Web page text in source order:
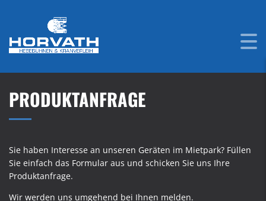
PRODUKTANFRAGE
Sie haben Interesse an unseren Geräten im Mietpark? Füllen
Sie einfach das Formular aus und schicken Sie uns Ihre
Produktanfrage.
Wir werden uns umgehend bei Ihnen melden.